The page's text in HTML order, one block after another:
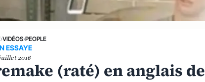
›VIDÉOS›PEOPLE
ESSAYE
2016
(raté) en anglais de